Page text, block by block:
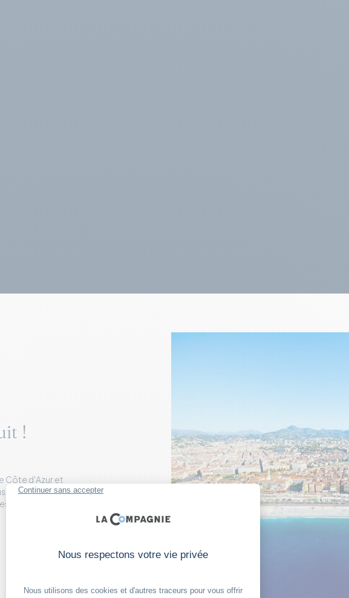
!
Côte d'Azur et
touristique Nice le
guidées, avantages